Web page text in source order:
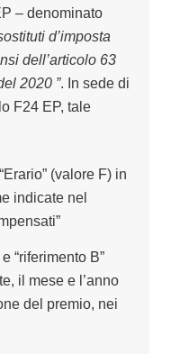
– denominato
d’imposta
dell’articolo 63
2020 ”. In sede di
F24 EP, tale
(valore F) in
indicate nel
“riferimento B”
il mese e l’anno
del premio, nei